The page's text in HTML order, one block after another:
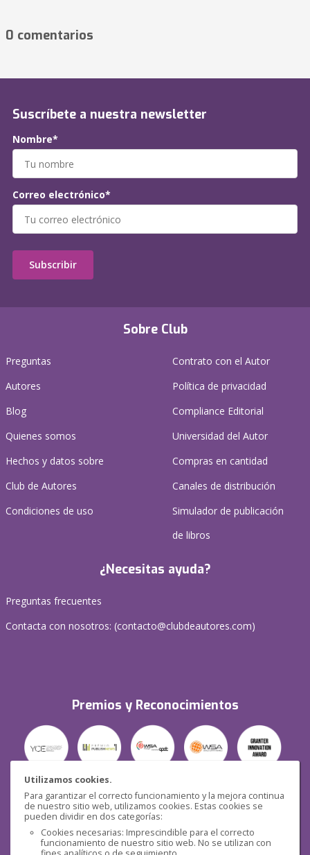
Utilizamos cookies.
Para garantizar el correcto funcionamiento y la mejora continua
de nuestro sitio web, utilizamos cookies. Estas cookies se
pueden dividir en dos categorías:
Cookies necesarias: Imprescindible para el correcto
funcionamiento de nuestro sitio web. No se utilizan con
0 comentarios
Sobre Club
Preguntas
Autores
Blog
Quienes somos
Hechos y datos sobre
Club de Autores
Condiciones de uso
Contrato con el Autor
Política de privacidad
Compliance Editorial
Universidad del Autor
Compras en cantidad
Canales de distribución
Simulador de publicación
de libros
¿Necesitas ayuda?
Preguntas frecuentes
Contacta con nosotros: (contacto@clubdeautores.com)
Premios y Reconocimientos
Seguridad
Suscríbete a nuestra newsletter
Nombre*
Correo electrónico*
Subscribir